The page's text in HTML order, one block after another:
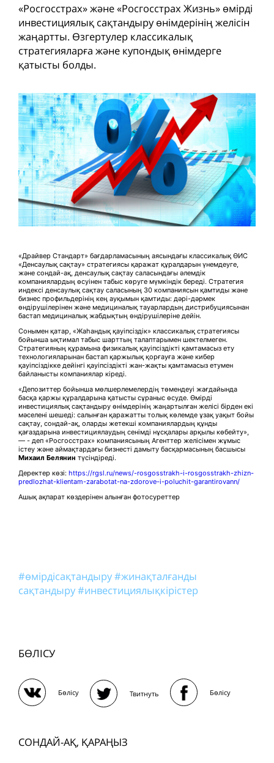
«Росгосстрах» және «Росгосстрах Жизнь» өмірді
инвестициялық сақтандыру өнімдерінің желісін
жаңартты. Өзгертулер классикалық
стратегияларға және купондық өнімдерге
қатысты болды.
«Драйвер Стандарт» бағдарламасының аясындағы классикалық ӨИС
«Денсаулық сақтау» стратегиясы қаражат құралдарын үнемдеуге,
және сондай-ақ, денсаулық сақтау саласындағы әлемдік
компаниялардың өсуінен табыс көруге мүмкіндік береді. Стратегия
индексі денсаулық сақтау саласының 30 компаниясын қамтиды және
бизнес профильдерінің кең ауқымын қамтиды: дәрі-дәрмек
өндірушілерінен және медициналық тауарлардың дистрибуциясынан
бастап медициналық жабдықтың өндірушілеріне дейін.
Сонымен қатар, «Жаһандық қауіпсіздік» классикалық стратегиясы
бойынша ықтимал табыс шарттың талаптарымен шектелмеген.
Стратегияның құрамына физикалық қауіпсіздікті қамтамасыз ету
технологияларынан бастап қаржылық қорғауға және кибер
қауіпсіздікке дейінгі қауіпсіздікті жан-жақты қамтамасыз етумен
байланысты компаниялар кіреді.
«Депозиттер бойынша мөлшерлемелердің төмендеуі жағдайында
басқа қаржы құралдарына қатысты сұраныс өсуде. Өмірді
инвестициялық сақтандыру өнімдерінің жаңартылған желісі бірден екі
мәселені шешеді: салынған қаражатты толық көлемде ұзақ уақыт бойы
сақтау, сондай-ақ, оларды жетекші компаниялардың құнды
қағаздарына инвестициялаудың сенімді нұсқалары арқылы көбейту»,
— - деп «Росгосстрах» компаниясының Агенттер желісімен жұмыс
істеу және аймақтардағы бизнесті дамыту басқармасының басшысы
Михаил Белянин түсіндіреді.
Деректер көзі: https://rgsl.ru/news/-rosgosstrakh-i-rosgosstrakh-zhizn-
predlozhat-klientam-zarabotat-na-zdorove-i-poluchit-garantirovann/
Ашық ақпарат көздерінен алынған фотосуреттер
#өмірдісақтандыру#жинақталғанды
сақтандыру#инвестициялықкірістер
БӨЛІСУ
Бөлісу Твитнуть Бөлісу
СОНДАЙ-АҚ, ҚАРАҢЫЗ